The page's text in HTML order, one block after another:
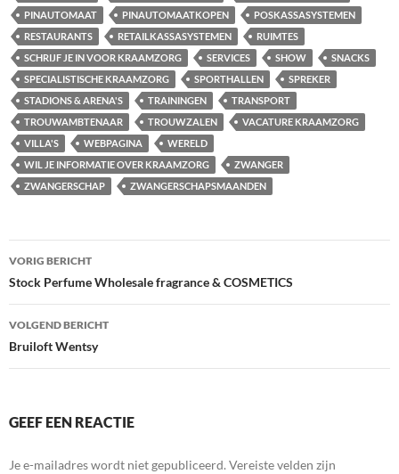
PINAUTOMAAT
PINAUTOMAATKOPEN
POSKASSASYSTEMEN
RESTAURANTS
RETAILKASSASYSTEMEN
RUIMTES
SCHRIJF JE IN VOOR KRAAMZORG
SERVICES SHOW
SNACKS
SPECIALISTISCHE KRAAMZORG
SPORTHALLEN
SPREKER
STADIONS & ARENA'S
TRAININGEN
TRANSPORT
TROUWAMBTENAAR
TROUWZALEN
VACATURE KRAAMZORG
VILLA'S
WEBPAGINA
WERELD
WIL JE INFORMATIE OVER KRAAMZORG
ZWANGER
ZWANGERSCHAP
ZWANGERSCHAPSMAANDEN
Bericht
navigatie
VORIG BERICHT
Stock Perfume Wholesale fragrance & COSMETICS
VOLGEND BERICHT
Bruiloft Wentsy
GEEF EEN REACTIE
Je e-mailadres wordt niet gepubliceerd. Vereiste velden zijn